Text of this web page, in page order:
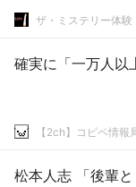
ザ・ミステリー体験
確実に「一万人以
【2ch】コピペ情報
松本人志 「後輩